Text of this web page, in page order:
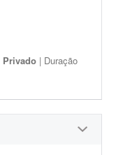
Privado | Duração